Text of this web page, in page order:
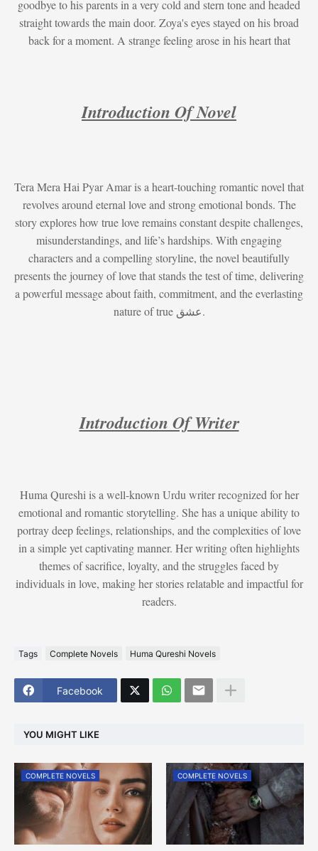
goodbye to his parents in a very cold and stern tone and headed
straight towards the main door. Zoya's eyes stayed on his broad
back for a moment. A strange feeling arose in his heart that
Introduction Of Novel
Tera Mera Hai Pyar Amar is a heart-touching romantic novel that
revolves around eternal love and strong emotional bonds. The
story explores how true love remains constant despite challenges,
misunderstandings, and life’s hardships. With engaging
characters and a compelling storyline, the novel beautifully
presents the journey of love that stands the test of time, delivering
a powerful message about faith, commitment, and the everlasting
nature of true عشق.
Introduction Of Writer
Huma Qureshi is a well-known Urdu writer recognized for her
emotional and romantic storytelling. She has a unique ability to
portray deep feelings, relationships, and the complexities of love
in a simple yet captivating manner. Her writing often highlights
themes of sacrifice, loyalty, and the struggles faced by
individuals in love, making her stories relatable and impactful for
readers.
Tags Complete Novels Huma Qureshi Novels
Facebook
YOU MIGHT LIKE
COMPLETE NOVELS COMPLETE NOVELS